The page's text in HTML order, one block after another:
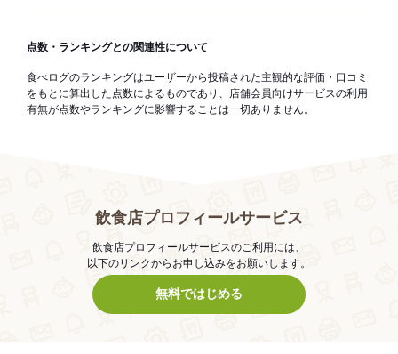
点数・ランキングとの関連性について
食べログのランキングはユーザーから投稿された主観的な評価・口コミ
をもとに算出した点数によるものであり、店舗会員向けサービスの利用
有無が点数やランキングに影響することは一切ありません。
飲食店プロフィールサービス
飲食店プロフィールサービスのご利用には、
以下のリンクからお申し込みをお願いします。
無料ではじめる